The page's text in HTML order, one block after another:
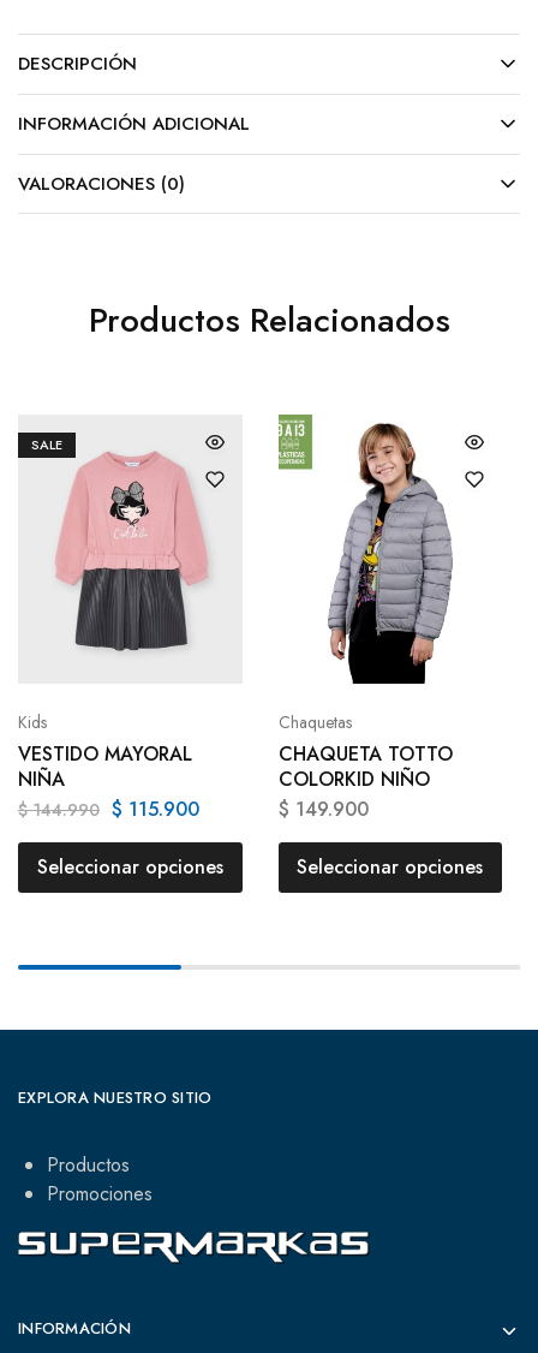
DESCRIPCIÓN
INFORMACIÓN ADICIONAL
VALORACIONES (0)
Productos Relacionados
SALE
Kids
VESTIDO MAYORAL
NIÑA
$144.990 $ 115.900
Seleccionar opciones
Chaquetas
CHAQUETA TOTTO
COLORKID NIÑO
$ 149.900
Seleccionar opciones
EXPLORA NUESTRO SITIO
Productos
Promociones
INFORMACIÓN